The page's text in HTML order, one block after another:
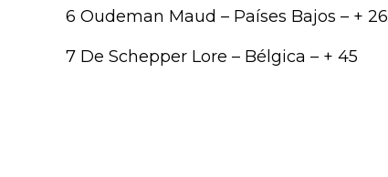
6 Oudeman Maud – Países Bajos – + 26
7 De Schepper Lore – Bélgica – + 45